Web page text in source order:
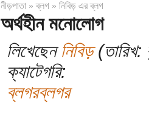
নীড়পাতা»ব্লগ» নিবিড় এর ব্লগ
অর্থহীন মনোলোগ
লিখেছেননিবিড়
ক্যাটেগরি:
ব্লগরব্লগর